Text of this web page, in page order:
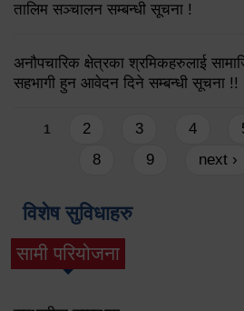
तालिम सञ्चालन सम्बन्धी सूचना !
अनौपचारिक क्षेत्रका श्रमिकहरुलाई
सहभागी हुन आवेदन दिने सम्बन्धी सूचना !!
Pages
1 2 3 4
8
9 next ›
विशेष सुविधाहरु
सामी परियोजना
(active tab)